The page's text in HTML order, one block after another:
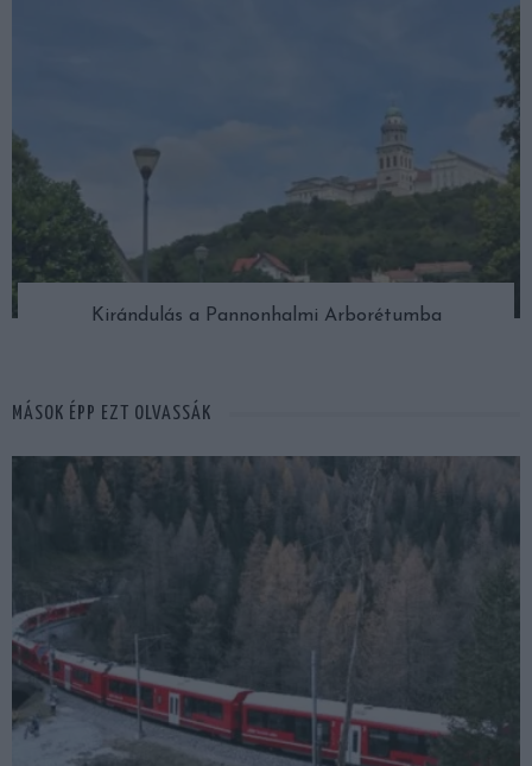
Kirándulás a Pannonhalmi Arborétumba
MÁSOK ÉPP EZT OLVASSÁK